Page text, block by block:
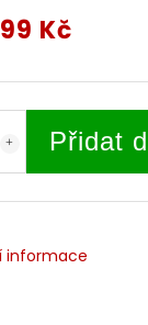
Kč
Přidat
informace